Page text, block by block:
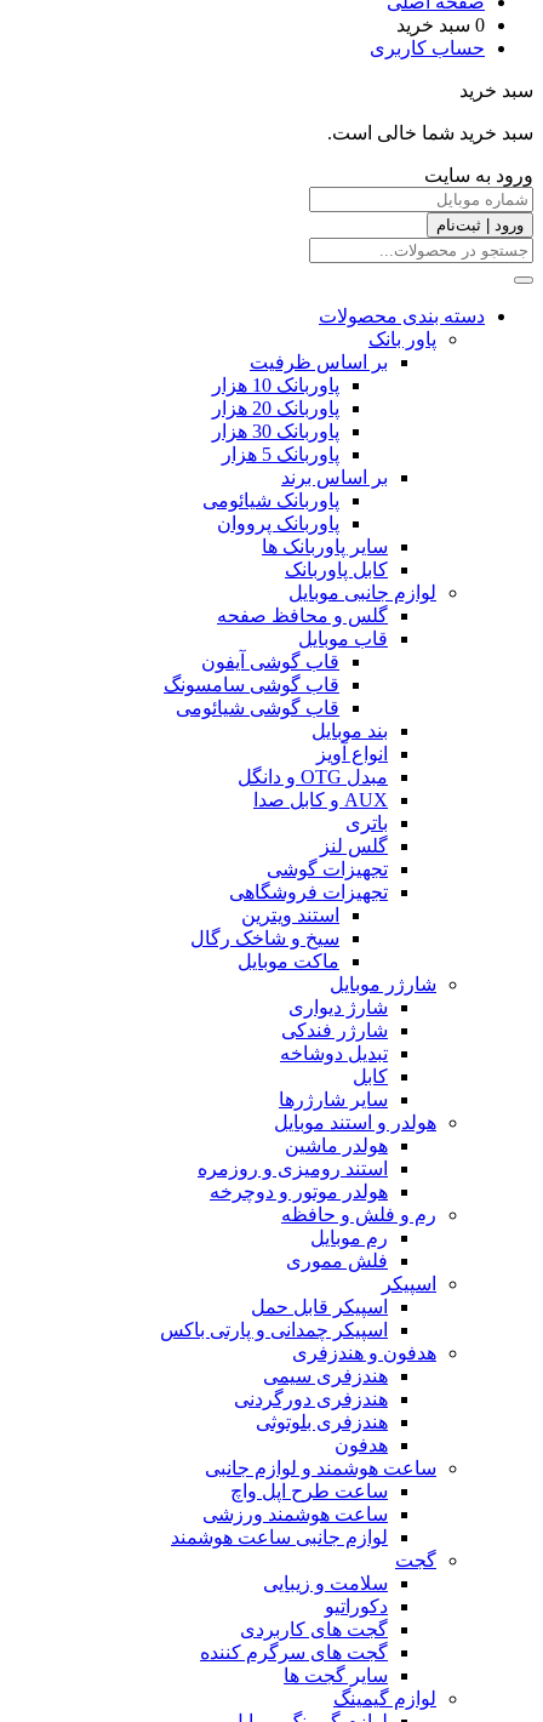
0 سبد خرید
حساب کاربری
سبد خرید
سبد خرید شما خالی است.
ورود به سایت
ورود | ثبت‌نام
دسته بندی محصولات
پاور بانک
بر اساس ظرفیت
پاوربانک 10 هزار
پاوربانک 20 هزار
پاوربانک 30 هزار
پاوربانک 5 هزار
بر اساس برند
پاوربانک شیائومی
پاوربانک پرووان
سایر پاوربانک ها
کابل پاوربانک
لوازم جانبی موبایل
گلس و محافظ صفحه
قاب موبایل
قاب گوشی آیفون
قاب گوشی سامسونگ
قاب گوشی شیائومی
بند موبایل
انواع آویز
مبدل OTG و دانگل
AUX و کابل صدا
باتری
گلس لنز
تجهیزات گوشی
تجهیزات فروشگاهی
استند ویترین
سیخ و شاخک رگال
ماکت موبایل
شارژر موبایل
شارژ دیواری
شارژر فندکی
تبدیل دوشاخه
کابل
سایر شارژرها
هولدر و استند موبایل
هولدر ماشین
استند رومیزی و روزمره
هولدر موتور و دوچرخه
رم و فلش و حافظه
رم موبایل
فلش مموری
اسپیکر
اسپیکر قابل حمل
اسپیکر چمدانی و پارتی باکس
هدفون و هندزفری
هندزفری سیمی
هندزفری دورگردنی
هندزفری بلوتوثی
هدفون
ساعت هوشمند و لوازم جانبی
ساعت طرح اپل واچ
ساعت هوشمند ورزشی
لوازم جانبی ساعت هوشمند
گجت
سلامت و زیبایی
دکوراتیو
گجت های کاربردی
گجت های سرگرم کننده
سایر گجت ها
لوازم گیمینگ